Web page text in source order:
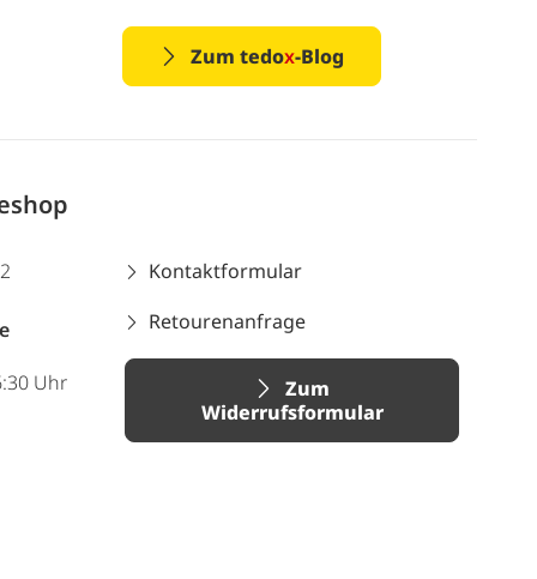
Zum tedox-Blog
Uhr
Kontaktformular
Retourenanfrage
Zum
Widerrufsformular